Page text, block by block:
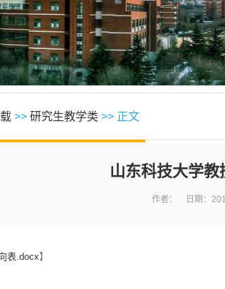
>> 研究生教学类 >> 正文
山东科技大学
作者： 日期：
表.docx】